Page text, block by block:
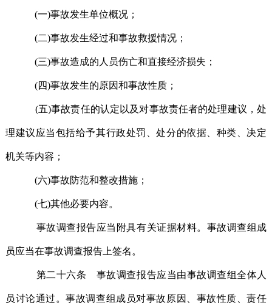
(一)事故发生单位概况；
(二)事故发生经过和事故救援情况；
(三)事故造成的人员伤亡和直接经济损失；
(四)事故发生的原因和事故性质；
(五)事故责任的认定以及对事故责任者的处理建议，处
理建议应当包括给予其行政处罚、处分的依据、种类、决定
机关等内容；
(六)事故防范和整改措施；
(七)其他必要内容。
事故调查报告应当附具有关证据材料。事故调查组成
员应当在事故调查报告上签名。
第二十六条 事故调查报告应当由事故调查组全体人
员讨论通过。事故调查组成员对事故原因、事故性质、责任